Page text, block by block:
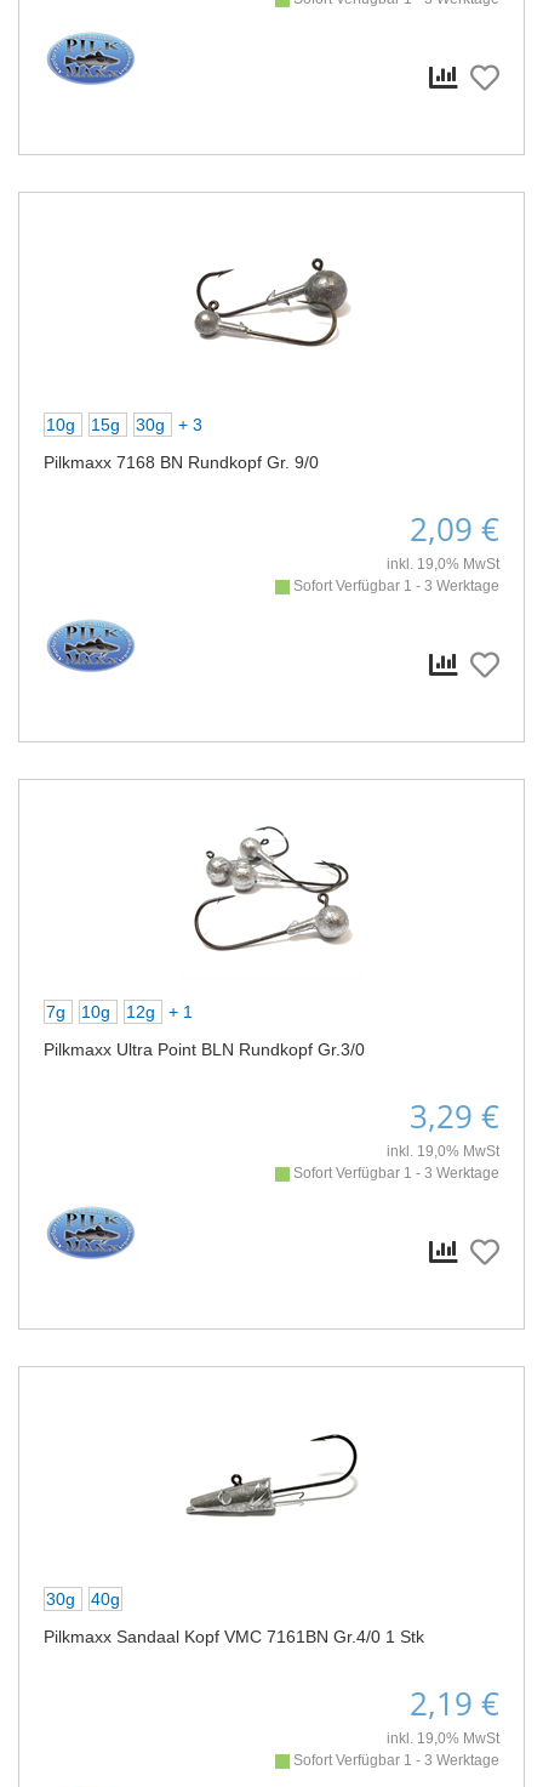
10g 15g 30g
+ 3
Pilkmaxx 7168 BN Rundkopf Gr. 9/0
2,09 €
inkl. 19,0% MwSt
Sofort Verfügbar 1 - 3 Werktage
7g 10g 12g
+ 1
Pilkmaxx Ultra Point BLN Rundkopf Gr.3/0
3,29 €
inkl. 19,0% MwSt
Sofort Verfügbar 1 - 3 Werktage
30g
40g
Pilkmaxx Sandaal Kopf VMC 7161BN Gr.4/0 1 Stk
2,19 €
inkl. 19,0% MwSt
Sofort Verfügbar 1 - 3 Werktage